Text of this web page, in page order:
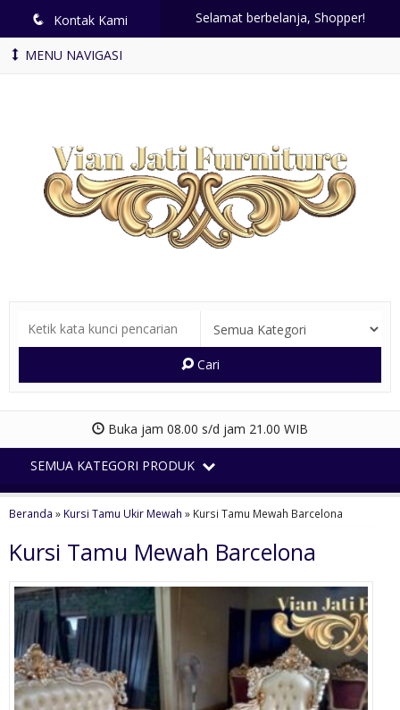
q Kontak Kami Selamat berbelanja, Shopper!
MENU NAVIGASI
Cari
Buka jam 08.00 s/d jam 21.00 WIB
SEMUA KATEGORI PRODUK
Beranda » Kursi Tamu Ukir Mewah » Kursi Tamu Mewah Barcelona
Kursi Tamu Mewah Barcelona